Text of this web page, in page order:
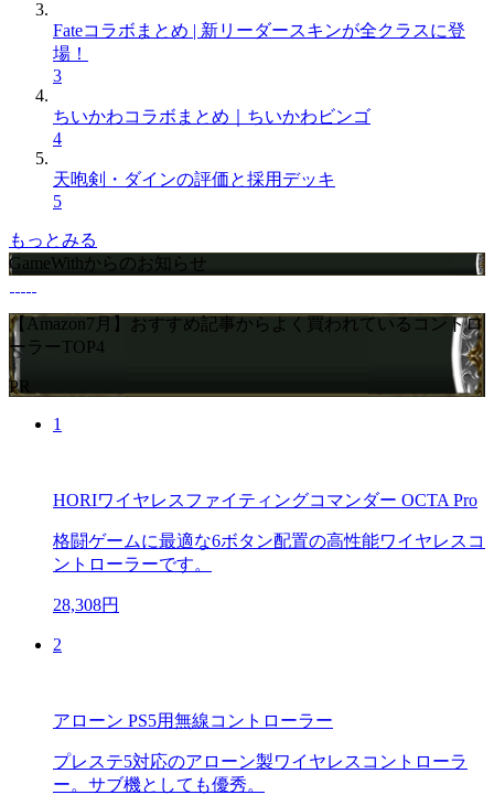
Fateコラボまとめ | 新リーダースキンが全クラスに登
場！
3
ちいかわコラボまとめ｜ちいかわビンゴ
4
天咆剣・ダインの評価と採用デッキ
5
もっとみる
GameWithからのお知らせ
【Amazon7月】おすすめ記事からよく買われているコントロ
ーラーTOP4
PR
1
HORIワイヤレスファイティングコマンダー OCTA Pro
格闘ゲームに最適な6ボタン配置の高性能ワイヤレスコ
ントローラーです。
28,308円
2
アローン PS5用無線コントローラー
プレステ5対応のアローン製ワイヤレスコントローラ
ー。サブ機としても優秀。